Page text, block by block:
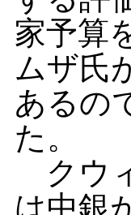
家予算
ムザ氏
あるの
た。
クウ
は中銀